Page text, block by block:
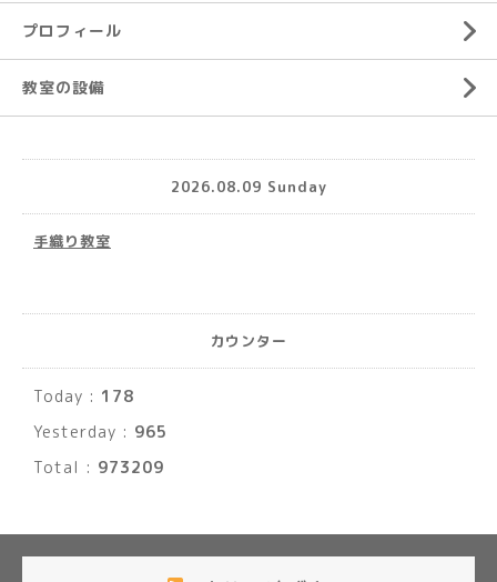
プロフィール
教室の設備
2026.08.09 Sunday
手織り教室
カウンター
Today : 178
Yesterday : 965
Total : 973209